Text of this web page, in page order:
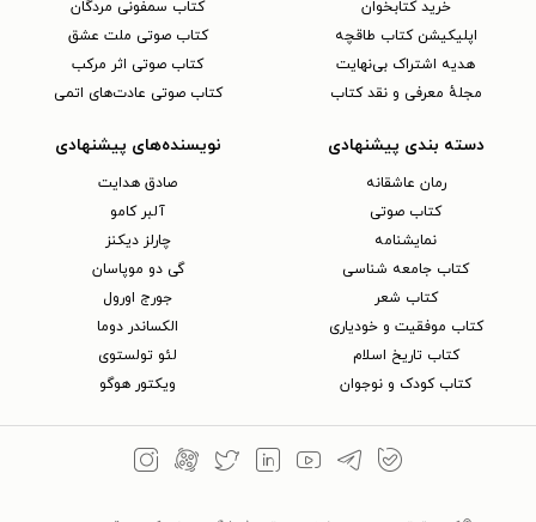
خرید کتابخوان
اپلیکیشن کتاب طاقچه
هدیه اشتراک بی‌نهایت
مجلهٔ معرفی و نقد کتاب
کتاب سمفونی مردگان
کتاب صوتی ملت عشق
کتاب صوتی اثر مرکب
کتاب صوتی عادت‌های اتمی
دسته بندی پیشنهادی
رمان عاشقانه
کتاب‌ صوتی
نمایشنامه
کتاب جامعه شناسی
کتاب شعر
کتاب موفقیت و خودیاری
کتاب تاریخ اسلام
کتاب کودک و نوجوان
نویسنده‌های پیشنهادی
صادق هدایت
آلبر کامو
چارلز دیکنز
گی دو موپاسان
جورج اورول
الکساندر دوما
لئو تولستوی
ویکتور هوگو